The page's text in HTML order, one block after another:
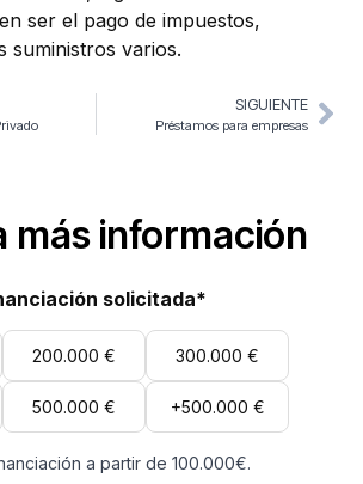
ser el pago de impuestos,
suministros varios.
SIGUIENTE
Préstamos para empresas
más información
solicitada*
200.000 € 300.000 €
500.000 € +500.000 €
a partir de 100.000€.